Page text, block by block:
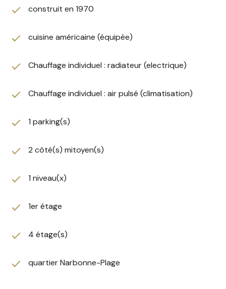
Les informations sur les risques auxquels ce bien est
construit en 1970
cuisine américaine (équipée)
Chauffage individuel : radiateur (electrique)
Chauffage individuel : air pulsé (climatisation)
1 parking(s)
2 côté(s) mitoyen(s)
1 niveau(x)
1er étage
4 étage(s)
quartier Narbonne-Plage